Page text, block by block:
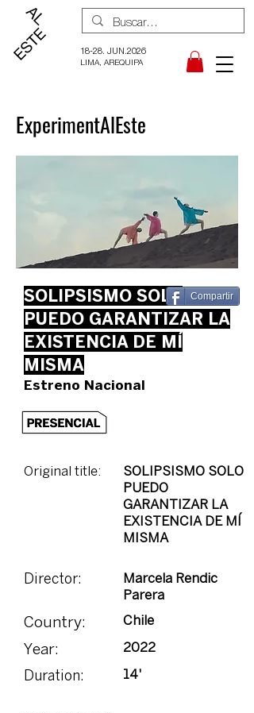
18-28. JUN.2026
LIMA, AREQUIPA
ExperimentAlEste
SOLIPSISMO SOLO
PUEDO GARANTIZAR LA
EXISTENCIA DE MÍ
MISMA
Compartir
Estreno Nacional
Original title:
SOLIPSISMO SOLO
PUEDO
GARANTIZAR LA
EXISTENCIA DE MÍ
MISMA
Director:
Marcela Rendic
Parera
Country: Chile
Year: 2022
Duration: 14'